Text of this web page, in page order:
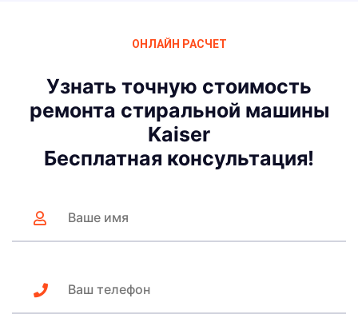
ОНЛАЙН РАСЧЕТ
Узнать точную стоимость
ремонта стиральной машины
Kaiser
Бесплатная консультация!